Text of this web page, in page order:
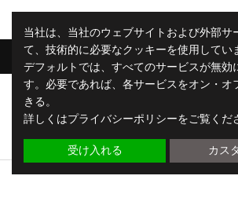
リープ・レポーティング・ソリ
当社は、当社のウェブサイトおよび外部サ
て、技術的に必要なクッキーを使用してい
デフォルトでは、すべてのサービスが無効
す。必要であれば、各サービスをオン・オ
きる。
詳しくはプライバシーポリシーをご覧くだ
受け入れる カス